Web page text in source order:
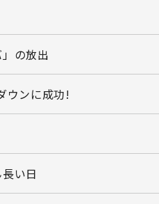
が異常になったのか
い申し出
の放出
ウンに成功!
い日